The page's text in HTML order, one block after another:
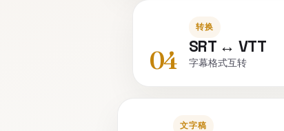
04
转换
SRT ↔ VTT
字幕格式互转
文字稿